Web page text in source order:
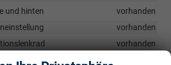
und hinten
vorhanden
vorhanden
vorhanden
Lehne asymmetrisch geteilt umklappbar